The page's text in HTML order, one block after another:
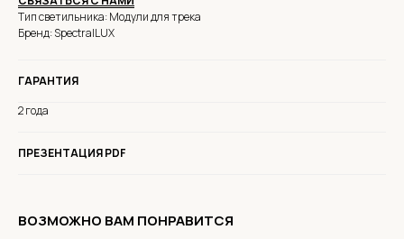
Тип светильника: Модули для трека
Бренд: SpectralLUX
ГАРАНТИЯ
2 года
ПРЕЗЕНТАЦИЯ PDF
ВОЗМОЖНО ВАМ ПОНРАВИТСЯ